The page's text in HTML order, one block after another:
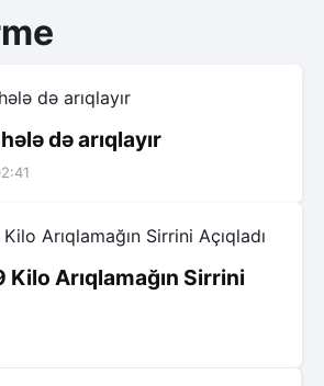
də arıqlayır
Kilo Arıqlamağın Sirrini